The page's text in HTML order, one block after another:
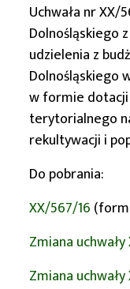
Uchwała nr
Dolnośląskiego
udzielenia z
Dolnośląskiego
w formie
terytorialnego
rekultywacji i
Do pobrania:
XX/567/16
Zmiana
Zmiana